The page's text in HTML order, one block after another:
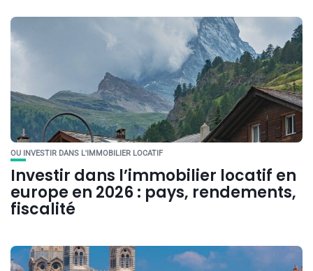
OU INVESTIR DANS L'IMMOBILIER LOCATIF
Investir dans l’immobilier locatif en
europe en 2026 : pays, rendements,
fiscalité